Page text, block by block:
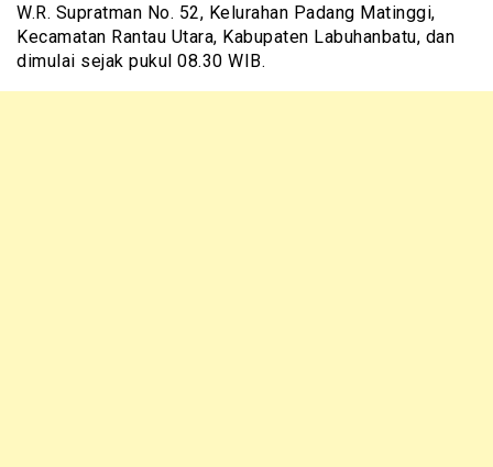
W.R. Supratman No. 52, Kelurahan Padang Matinggi,
Kecamatan Rantau Utara, Kabupaten Labuhanbatu, dan
dimulai sejak pukul 08.30 WIB.